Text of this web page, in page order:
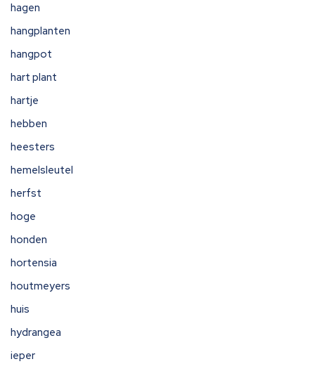
hagen
hangplanten
hangpot
hart plant
hartje
hebben
heesters
hemelsleutel
herfst
hoge
honden
hortensia
houtmeyers
huis
hydrangea
ieper